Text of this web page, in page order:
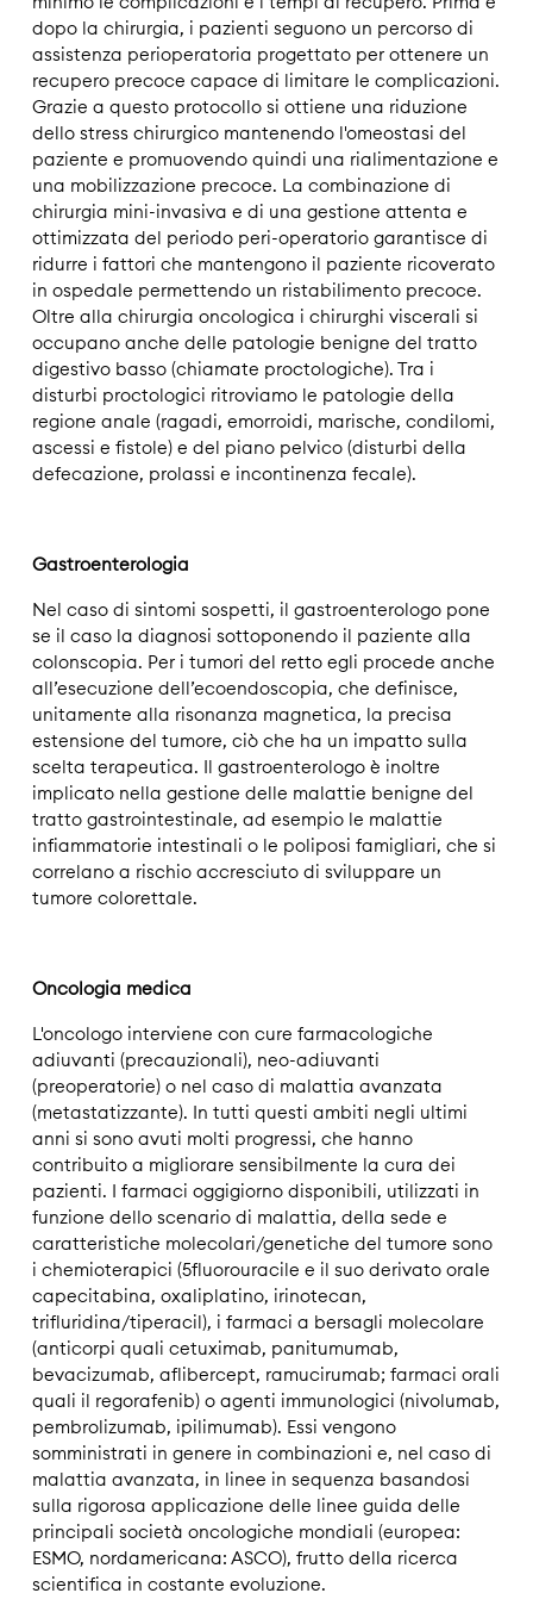
dopo la chirurgia, i pazienti seguono un percorso di
assistenza perioperatoria progettato per ottenere un
recupero precoce capace di limitare le complicazioni.
Grazie a questo protocollo si ottiene una riduzione
dello stress chirurgico mantenendo l'omeostasi del
paziente e promuovendo quindi una rialimentazione e
una mobilizzazione precoce. La combinazione di
chirurgia mini-invasiva e di una gestione attenta e
ottimizzata del periodo peri-operatorio garantisce di
ridurre i fattori che mantengono il paziente ricoverato
in ospedale permettendo un ristabilimento precoce.
Oltre alla chirurgia oncologica i chirurghi viscerali si
occupano anche delle patologie benigne del tratto
digestivo basso (chiamate proctologiche). Tra i
disturbi proctologici ritroviamo le patologie della
regione anale (ragadi, emorroidi, marische, condilomi,
ascessi e fistole) e del piano pelvico (disturbi della
defecazione, prolassi e incontinenza fecale).
Gastroenterologia
Nel caso di sintomi sospetti, il gastroenterologo pone
se il caso la diagnosi sottoponendo il paziente alla
colonscopia. Per i tumori del retto egli procede anche
all’esecuzione dell’ecoendoscopia, che definisce,
unitamente alla risonanza magnetica, la precisa
estensione del tumore, ciò che ha un impatto sulla
scelta terapeutica. Il gastroenterologo è inoltre
implicato nella gestione delle malattie benigne del
tratto gastrointestinale, ad esempio le malattie
infiammatorie intestinali o le poliposi famigliari, che si
correlano a rischio accresciuto di sviluppare un
tumore colorettale.
Oncologia medica
L'oncologo interviene con cure farmacologiche
adiuvanti (precauzionali), neo-adiuvanti
(preoperatorie) o nel caso di malattia avanzata
(metastatizzante). In tutti questi ambiti negli ultimi
anni si sono avuti molti progressi, che hanno
contribuito a migliorare sensibilmente la cura dei
pazienti. I farmaci oggigiorno disponibili, utilizzati in
funzione dello scenario di malattia, della sede e
caratteristiche molecolari/genetiche del tumore sono
i chemioterapici (5fluorouracile e il suo derivato orale
capecitabina, oxaliplatino, irinotecan,
trifluridina/tiperacil), i farmaci a bersagli molecolare
(anticorpi quali cetuximab, panitumumab,
bevacizumab, aflibercept, ramucirumab; farmaci orali
quali il regorafenib) o agenti immunologici (nivolumab,
pembrolizumab, ipilimumab). Essi vengono
somministrati in genere in combinazioni e, nel caso di
malattia avanzata, in linee in sequenza basandosi
sulla rigorosa applicazione delle linee guida delle
principali società oncologiche mondiali (europea:
ESMO, nordamericana: ASCO), frutto della ricerca
scientifica in costante evoluzione.